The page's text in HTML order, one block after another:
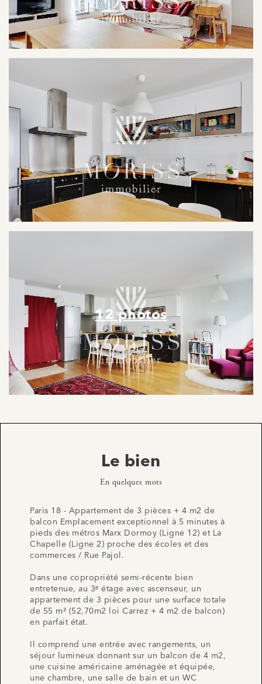
12 photos
Le bien
En quelques mots
Paris 18 - Appartement de 3 pièces + 4 m2 de
balcon Emplacement exceptionnel à 5 minutes à
pieds des métros Marx Dormoy (Ligne 12) et La
Chapelle (Ligne 2) proche des écoles et des
commerces / Rue Pajol.
Dans une copropriété semi-récente bien
entretenue, au 3ᵉ étage avec ascenseur, un
appartement de 3 pièces pour une surface totale
de 55 m² (52,70m2 loi Carrez + 4 m2 de balcon)
en parfait état.
Il comprend une entrée avec rangements, un
séjour lumineux donnant sur un balcon de 4 m2,
une cuisine américaine aménagée et équipée,
une chambre, une salle de bain et un WC